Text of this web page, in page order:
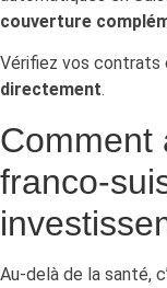
couverture
Vérifiez vos
directement.
Comment
franco-
Au-delà de la santé,